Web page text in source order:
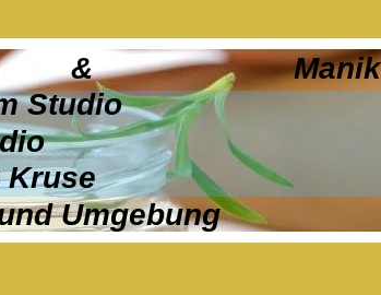
&
Studio
Kruse
Umgebung